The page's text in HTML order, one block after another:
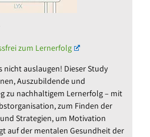
zum Lernerfolg
nicht auslaugen! Dieser Study
Auszubildende und
zu nachhaltigem Lernerfolg – mit
zum Finden der
Strategien, um Motivation
auf der mentalen Gesundheit der